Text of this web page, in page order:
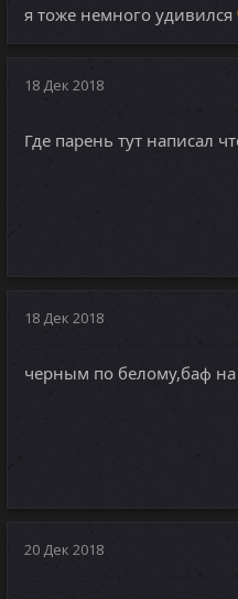
я тоже немного удивился
18 Дек 2018
Где парень тут написал
18 Дек 2018
черным по белому,баф на
20 Дек 2018